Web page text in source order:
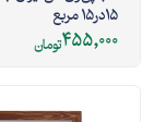
15در15 مربع
455,000تومان